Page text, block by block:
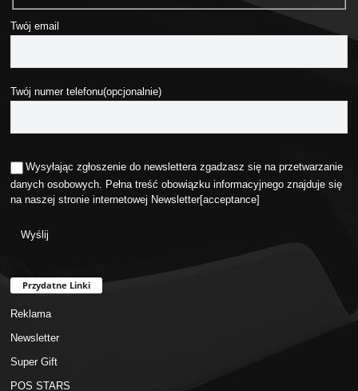
Twój email
Twój numer telefonu(opcjonalnie)
Wysyłając zgłoszenie do newslettera zgadzasz się na przetwarzanie
danych osobowych. Pełna treść obowiązku informacyjnego znajduje się
na naszej stronie internetowej Newsletter[acceptance]
Przydatne Linki
Reklama
Newsletter
Super Gift
POS STARS